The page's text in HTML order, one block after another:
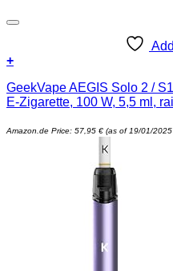
+
GeekVape AEGIS Solo 2 /
E-Zigarette, 100 W, 5,5 ml,
Amazon.de Price: 57,95 € (as of 19/01/